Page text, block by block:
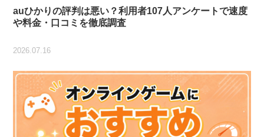
auひかりの評判は悪い？利用者107人アンケートで速度
や料金・口コミを徹底調査
2026.07.16